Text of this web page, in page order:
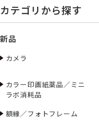
カテゴリから探す
新品
カメラ
カラー印画紙薬品／ミニ
ラボ消耗品
額縁／フォトフレーム